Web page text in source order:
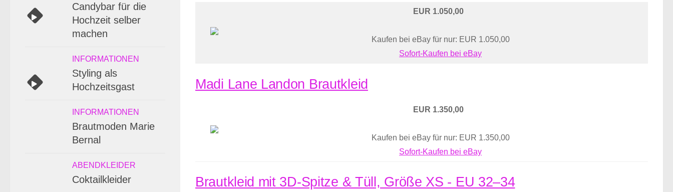
EUR 1.050,00
Kaufen bei eBay für nur: EUR 1.050,00
Sofort-Kaufen bei eBay
Madi Lane Landon Brautkleid
EUR 1.350,00
Kaufen bei eBay für nur: EUR 1.350,00
Sofort-Kaufen bei eBay
Brautkleid mit 3D-Spitze & Tüll, Größe XS - EU 32–34
Candybar für die
Hochzeit selber
machen
INFORMATIONEN
Styling als
Hochzeitsgast
INFORMATIONEN
Brautmoden Marie
Bernal
ABENDKLEIDER
Coktailkleider